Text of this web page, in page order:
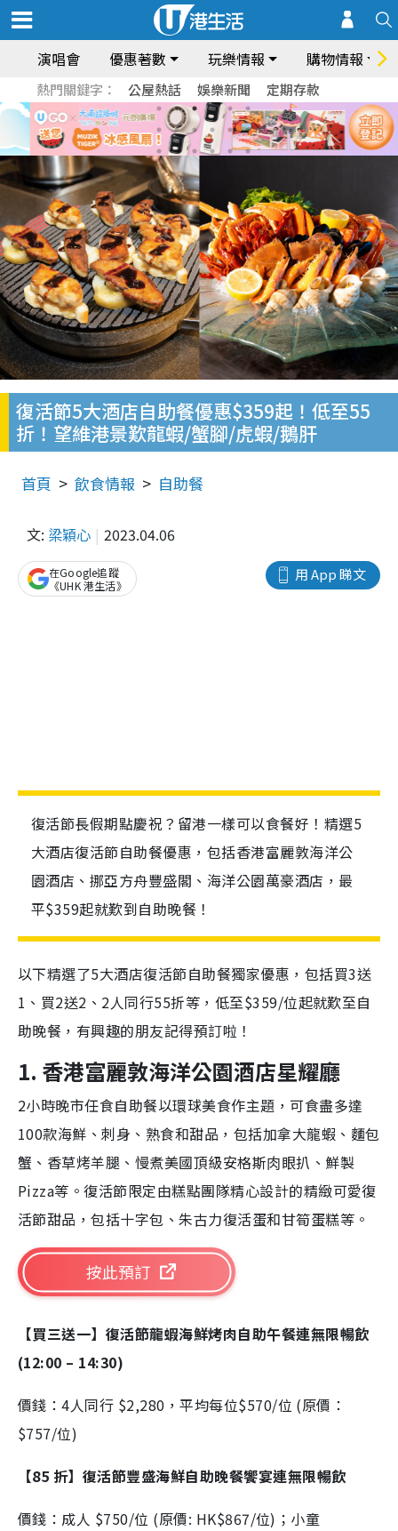
演唱會 優惠著數 玩樂情報 購物情報
熱門關鍵字： 公屋熱話 娛樂新聞 定期存款
復活節5大酒店自助餐優惠$359起！低至55
折！望維港景歎龍蝦/蟹腳/虎蝦/鵝肝
首頁 飲食情報 自助餐
文: 梁穎心 2023.04.06
用 App 睇文
在Google追蹤
《UHK 港生活》
復活節長假期點慶祝？留港一樣可以食餐好！精選5
大酒店復活節自助餐優惠，包括香港富麗敦海洋公
園酒店、挪亞方舟豐盛閣、海洋公園萬豪酒店，最
平$359起就歎到自助晚餐！
以下精選了5大酒店復活節自助餐獨家優惠，包括買3送
1、買2送2、2人同行55折等，低至$359/位起就歎至自
助晚餐，有興趣的朋友記得預訂啦！
1. 香港富麗敦海洋公園酒店星耀廳
2小時晚市任食自助餐以環球美食作主題，可食盡多達
100款海鮮、刺身、熟食和甜品，包括加拿大龍蝦、麵包
蟹、香草烤羊腿、慢煮美國頂級安格斯⾁眼扒、鮮製
Pizza等。復活節限定由糕點團隊精心設計的精緻可愛復
活節甜品，包括十字包、朱古⼒復活蛋和甘筍蛋糕等。
按此預訂
【買三送一】復活節龍蝦海鮮烤肉自助午餐連無限暢飲
(12:00 – 14:30)
價錢：4人同行 $2,280，平均每位$570/位 (原價：
$757/位)
【85 折】復活節豐盛海鮮自助晚餐饗宴連無限暢飲
價錢：成人 $750/位 (原價: HK$867/位)；小童